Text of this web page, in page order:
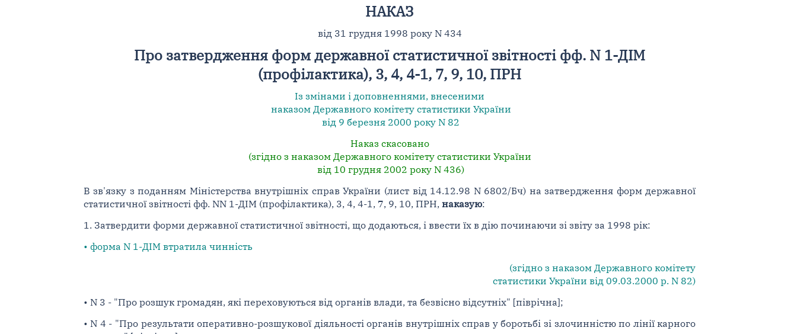
НАКАЗ
від 31 грудня 1998 року N 434
Про затвердження форм державної статистичної звітності фф. N 1-ДІМ
(профілактика), 3, 4, 4-1, 7, 9, 10, ПРН
Із змінами і доповненнями, внесеними
наказом Державного комітету статистики України
від 9 березня 2000 року N 82
Наказ скасовано
(згідно з наказом Державного комітету статистики України
від 10 грудня 2002 року N 436)
В зв'язку з поданням Міністерства внутрішніх справ України (лист від 14.12.98 N 6802/Бч) на затвердження форм державної
статистичної звітності фф. NN 1-ДІМ (профілактика), 3, 4, 4-1, 7, 9, 10, ПРН, наказую:
1. Затвердити форми державної статистичної звітності, що додаються, і ввести їх в дію починаючи зі звіту за 1998 рік:
• форма N 1-ДІМ втратила чинність
(згідно з наказом Державного комітету
статистики України від 09.03.2000 р. N 82)
• N 3 - "Про розшук громадян, які переховуються від органів влади, та безвісно відсутніх" [піврічна];
• N 4 - "Про результати оперативно-розшукової діяльності органів внутрішніх справ у боротьбі зі злочинністю по лінії карного